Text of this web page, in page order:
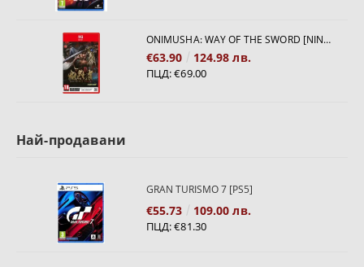
ONIMUSHA: WAY OF THE SWORD [NINTENDO SWITCH 2]
€63.90 124.98 лв.
ПЦД:€69.00
Най-продавани
GRAN TURISMO 7 [PS5]
€55.73 109.00 лв.
ПЦД:€81.30